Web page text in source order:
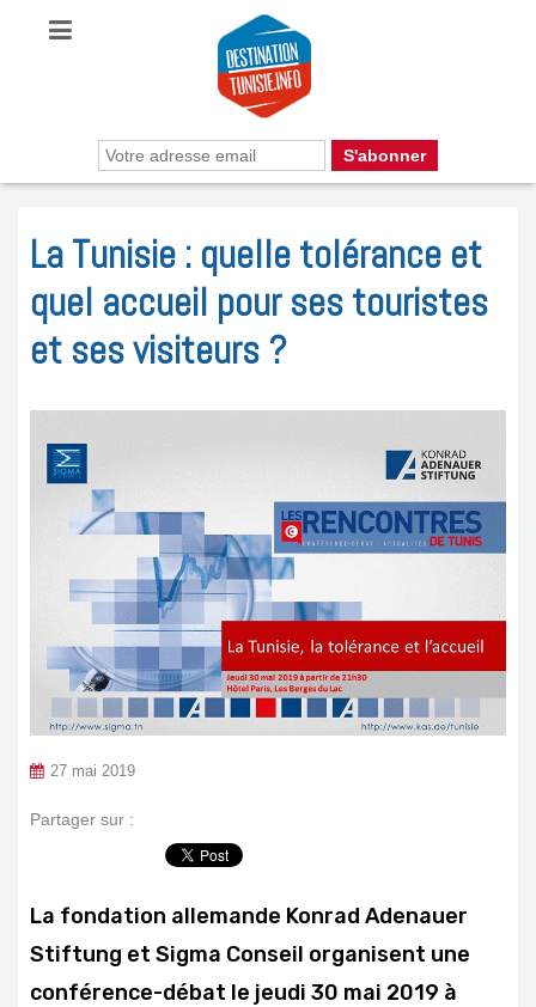
La Tunisie : quelle tolérance et
quel accueil pour ses touristes
et ses visiteurs ?
27 mai 2019
Partager sur :
La fondation allemande Konrad Adenauer
Stiftung et Sigma Conseil organisent une
conférence-débat le jeudi 30 mai 2019 à